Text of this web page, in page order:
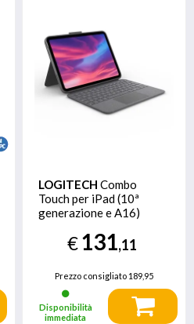
LOGITECH Combo
Touch per iPad (10ª
generazione e A16)
€131,11
Prezzo consigliato 189,95
Disponibilità
immediata